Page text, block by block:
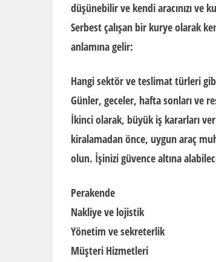
düşünebilir ve kendi aracınızı ve
Serbest çalışan bir kurye olarak
anlamına gelir:
Hangi sektör ve teslimat türleri
Günler, geceler, hafta sonları ve
İkinci olarak, büyük iş kararları
kiralamadan önce, uygun araç
olun. İşinizi güvence altına
Perakende
Nakliye ve lojistik
Yönetim ve sekreterlik
Müşteri Hizmetleri